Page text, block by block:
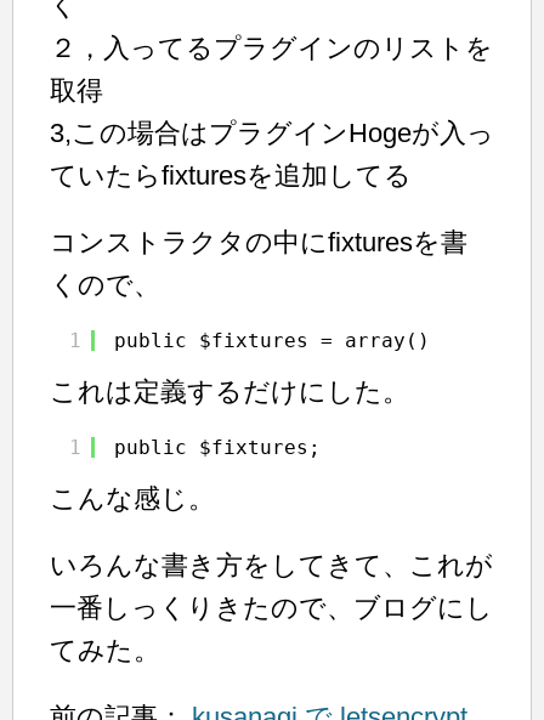
２，入ってるプラグインのリストを
取得
3,この場合はプラグインHogeが入っ
ていたらfixturesを追加してる
コンストラクタの中にfixturesを書
くので、
1 public $fixtures = array()
これは定義するだけにした。
1 public $fixtures;
こんな感じ。
いろんな書き方をしてきて、これが
一番しっくりきたので、ブログにし
てみた。